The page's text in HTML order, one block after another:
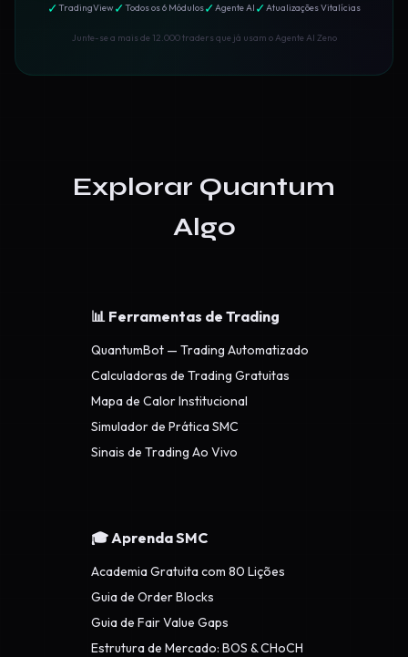
✓TradingView✓Todos os 6 Módulos✓Agente AI ✓Atualizações Vitalícias
Junte-se a mais de 12.000 traders que já usam o Agente AI Zeno
Explorar Quantum
Algo
📊 Ferramentas de Trading
QuantumBot — Trading Automatizado
Calculadoras de Trading Gratuitas
Mapa de Calor Institucional
Simulador de Prática SMC
Sinais de Trading Ao Vivo
🎓 Aprenda SMC
Academia Gratuita com 80 Lições
Guia de Order Blocks
Guia de Fair Value Gaps
Estrutura de Mercado: BOS & CHoCH